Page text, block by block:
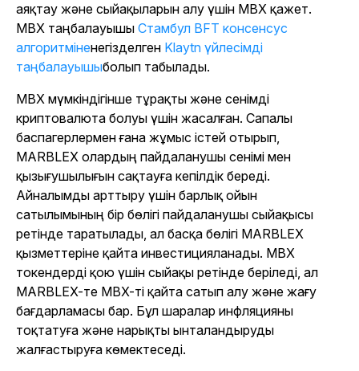
аяқтау және сыйақыларын алу үшін MBX қажет.
MBX таңбалауышы Стамбул BFT консенсус
алгоритміненегізделген Klaytn үйлесімді
таңбалауышыболып табылады.
MBX мүмкіндігінше тұрақты және сенімді
криптовалюта болуы үшін жасалған. Сапалы
баспагерлермен ғана жұмыс істей отырып,
MARBLEX олардың пайдаланушы сенімі мен
қызығушылығын сақтауға кепілдік береді.
Айналымды арттыру үшін барлық ойын
сатылымының бір бөлігі пайдаланушы сыйақысы
ретінде таратылады, ал басқа бөлігі MARBLEX
қызметтеріне қайта инвестицияланады. MBX
токендерді қою үшін сыйақы ретінде беріледі, ал
MARBLEX-те MBX-ті қайта сатып алу және жағу
бағдарламасы бар. Бұл шаралар инфляцияны
тоқтатуға және нарықты ынталандыруды
жалғастыруға көмектеседі.